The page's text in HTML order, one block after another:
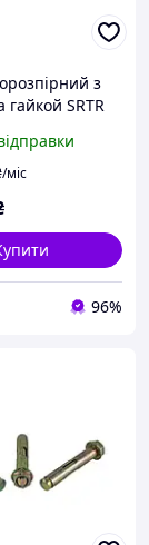
з
гайкой SRTR
/міс
96%